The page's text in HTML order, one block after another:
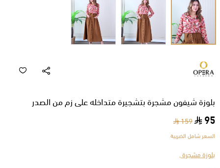
بلوزة شيفون مشجرة بتشجيرة متداخله على زم من الصدر
95
159
السعر شامل الضريبة
بلوزة مشجرة ,